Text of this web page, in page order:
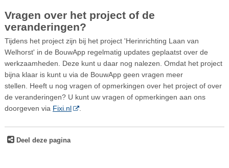
Vragen over het project of de
veranderingen?
Tijdens het project zijn bij het project 'Herinrichting Laan van
Welhorst' in de BouwApp regelmatig updates geplaatst over de
werkzaamheden. Deze kunt u daar nog nalezen. Omdat het project
bijna klaar is kunt u via de BouwApp geen vragen meer
stellen. Heeft u nog vragen of opmerkingen over het project of over
de veranderingen? U kunt uw vragen of opmerkingen aan ons
doorgeven via Fixi.nl .
Deel deze pagina